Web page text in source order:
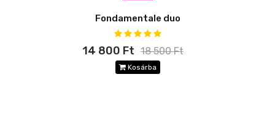
Fondamentale duo
14 800 Ft 18 500 Ft
Kosárba